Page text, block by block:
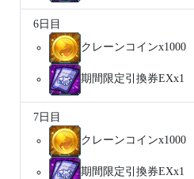
6日目
クレーンコインx1000
期間限定引換券EXx1
7日目
クレーンコインx1000
期間限定引換券EXx1